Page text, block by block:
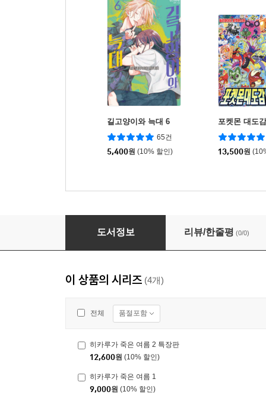
길고양이와 늑대 6
65건
5,400원 (10% 할인)
포켓몬 대도
13,500원
히카루가 죽은 여름 2
도서정보 리뷰/한줄평 (0/0)
이 상품의 시리즈 (4개)
전체 품절포함
히카루가 죽은 여름 2 특장판
12,600원 (10% 할인)
히카루가 죽은 여름 1
9,000원 (10% 할인)